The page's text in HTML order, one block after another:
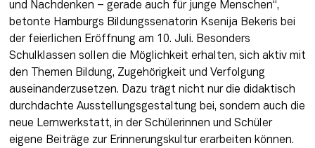
und Nachdenken – gerade auch für junge Menschen“,
betonte Hamburgs Bildungssenatorin Ksenija Bekeris bei
der feierlichen Eröffnung am 10. Juli. Besonders
Schulklassen sollen die Möglichkeit erhalten, sich aktiv mit
den Themen Bildung, Zugehörigkeit und Verfolgung
auseinanderzusetzen. Dazu trägt nicht nur die didaktisch
durchdachte Ausstellungsgestaltung bei, sondern auch die
neue Lernwerkstatt, in der Schülerinnen und Schüler
eigene Beiträge zur Erinnerungskultur erarbeiten können.